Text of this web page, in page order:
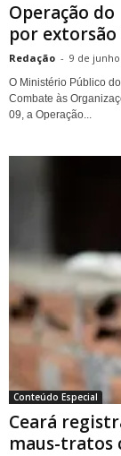
Operação
por extorsão
Redação - 9 de
O Ministério Público
Combate às
09, a Operação...
Conteúdo Especial
Ceará
maus-tratos